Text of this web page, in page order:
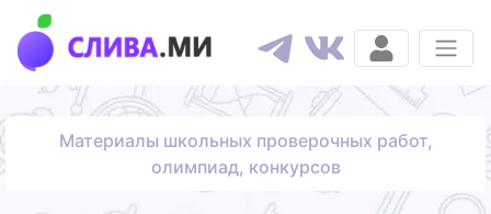
Материалы школьных проверочных работ,
олимпиад, конкурсов